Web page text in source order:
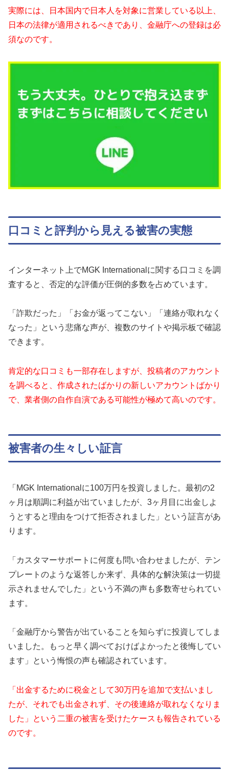
実際には、日本国内で日本人を対象に営業している以上、
日本の法律が適用されるべきであり、金融庁への登録は必
須なのです。
口コミと評判から見える被害の実態
インターネット上でMGK Internationalに関する口コミを調
査すると、否定的な評価が圧倒的多数を占めています。
「詐欺だった」「お金が返ってこない」「連絡が取れなく
なった」という悲痛な声が、複数のサイトや掲示板で確認
できます。
肯定的な口コミも一部存在しますが、投稿者のアカウント
を調べると、作成されたばかりの新しいアカウントばかり
で、業者側の自作自演である可能性が極めて高いのです。
被害者の生々しい証言
「MGK Internationalに100万円を投資しました。最初の2
ヶ月は順調に利益が出ていましたが、3ヶ月目に出金しよ
うとすると理由をつけて拒否されました」という証言があ
ります。
「カスタマーサポートに何度も問い合わせましたが、テン
プレートのような返答しか来ず、具体的な解決策は一切提
示されませんでした」という不満の声も多数寄せられてい
ます。
「金融庁から警告が出ていることを知らずに投資してしま
いました。もっと早く調べておけばよかったと後悔してい
ます」という悔恨の声も確認されています。
「出金するために税金として30万円を追加で支払いまし
たが、それでも出金されず、その後連絡が取れなくなりま
した」という二重の被害を受けたケースも報告されている
のです。